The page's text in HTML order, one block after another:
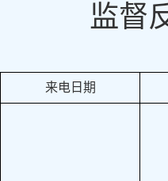
监督
来电日期